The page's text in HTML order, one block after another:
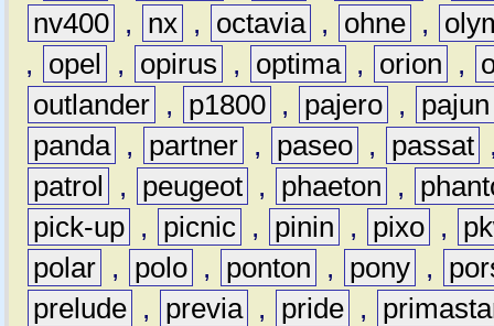
nv400 , nx , octavia , ohne ,
,
opel , opirus , optima , orion ,
outlander , p1800 , pajero ,
pajun
panda , partner , paseo , passat
patrol
, peugeot , phaeton ,
pick-up , picnic , pinin , pixo ,
polar , polo , ponton , pony ,
prelude , previa , pride ,